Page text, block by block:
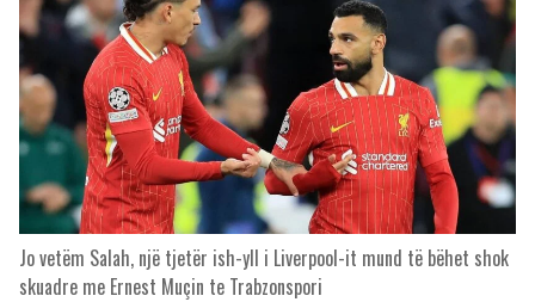
Jo vetëm Salah, një tjetër ish-yll i Liverpool-it mund të bëhet shok
skuadre me Ernest Muçin te Trabzonspori